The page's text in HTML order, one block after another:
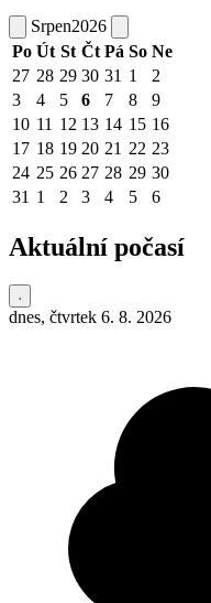
Srpen2026
Po Út St Čt Pá So Ne
27 28 29 30 31 1
2
3
4 5 6 7 8
9
10 11 12 13 14 15 16
17 18 19 20 21 22 23
24 25 26 27 28 29 30
31 1 2 3 4 5 6
Aktuální počasí
dnes, čtvrtek 6. 8. 2026